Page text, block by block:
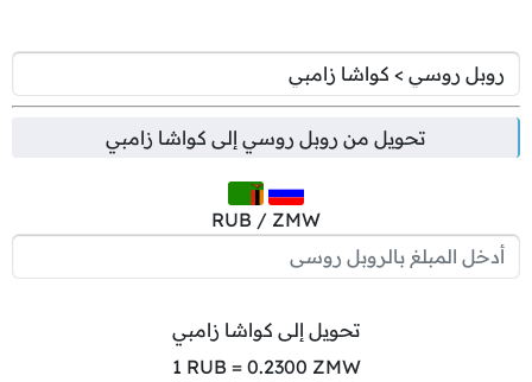
تحويل من روبل روسي إلى كواشا زامبي
RUB / ZMW
تحويل إلى كواشا زامبي
1 RUB = 0.2300 ZMW